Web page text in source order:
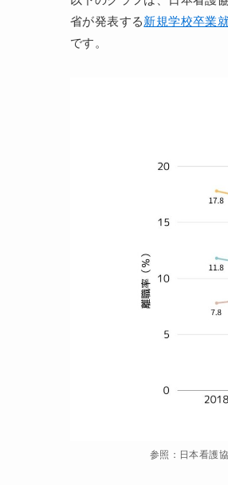
省が発表する新規学校卒業
です。
参照：日本看護協